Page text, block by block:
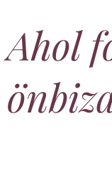
Ahol